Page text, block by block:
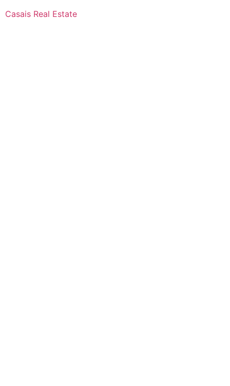
Casais Real Estate